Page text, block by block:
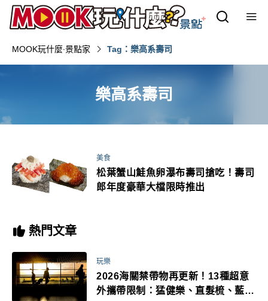
MOOK玩什麼‧景點家 Tag：樂高系壽司
樂高系壽司
美食
松葉蟹山鮭魚卵瀑布壽司搶吃！壽司
郎年度豪華大檔限時推出
熱門文章
玩樂
2026海關禁帶物再更新！13種超意
外攜帶限制：猛健樂、直髮梳、藍牙